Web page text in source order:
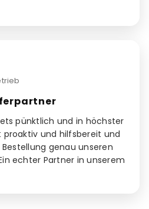
pünktlich und in höchster
proaktiv und hilfsbereit und
genau unseren
echter Partner in unserem